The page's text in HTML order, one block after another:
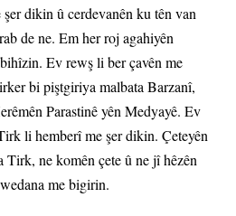
dikin û cerdevanên ku tên van
de ne. Em her roj agahiyên
Ev rewş li ber çavên me
bi piştgiriya malbata Barzanî,
Parastinê yên Medyayê. Ev
li hemberî me şer dikin. Çeteyên
Tirk, ne komên çete û ne jî hêzên
me bigirin.